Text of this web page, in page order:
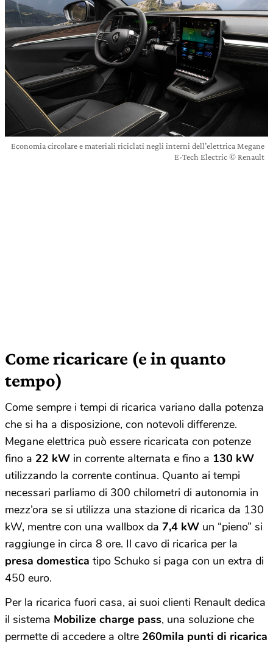
Economia circolare e materiali riciclati negli interni dell’elettrica Megane
E-Tech Electric © Renault
Come ricaricare (e in quanto
tempo)
Come sempre i tempi di ricarica variano dalla potenza
che si ha a disposizione, con notevoli differenze.
Megane elettrica può essere ricaricata con potenze
fino a 22 kW in corrente alternata e fino a 130 kW
utilizzando la corrente continua. Quanto ai tempi
necessari parliamo di 300 chilometri di autonomia in
mezz’ora se si utilizza una stazione di ricarica da 130
kW, mentre con una wallbox da 7,4 kW un “pieno” si
raggiunge in circa 8 ore. Il cavo di ricarica per la
presa domestica tipo Schuko si paga con un extra di
450 euro.
Per la ricarica fuori casa, ai suoi clienti Renault dedica
il sistema Mobilize charge pass, una soluzione che
permette di accedere a oltre 260mila punti di ricarica